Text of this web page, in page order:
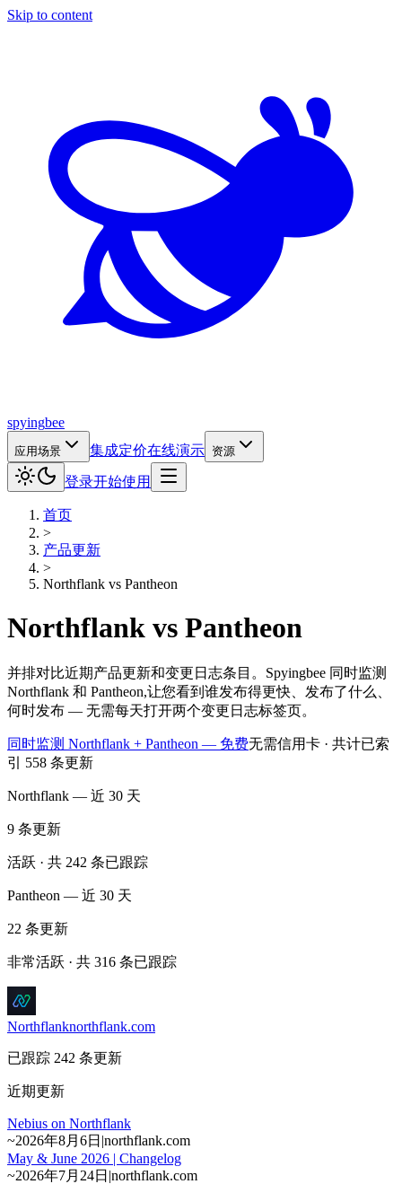
Skip to content
spyingbee
应用场景 集成定价在线演示 资源
登录开始使用
首页
>
产品更新
>
Northflank vs Pantheon
Northflank vs Pantheon
并排对比近期产品更新和变更日志条目。Spyingbee 同时监测
Northflank 和 Pantheon,让您看到谁发布得更快、发布了什么、
何时发布 — 无需每天打开两个变更日志标签页。
同时监测 Northflank + Pantheon — 免费无需信用卡 · 共计已索
引 558 条更新
Northflank — 近 30 天
9 条更新
活跃 · 共 242 条已跟踪
Pantheon — 近 30 天
22 条更新
非常活跃 · 共 316 条已跟踪
Northflanknorthflank.com
已跟踪 242 条更新
近期更新
Nebius on Northflank
~2026年8月6日 |northflank.com
May & June 2026 | Changelog
~2026年7月24日 |northflank.com